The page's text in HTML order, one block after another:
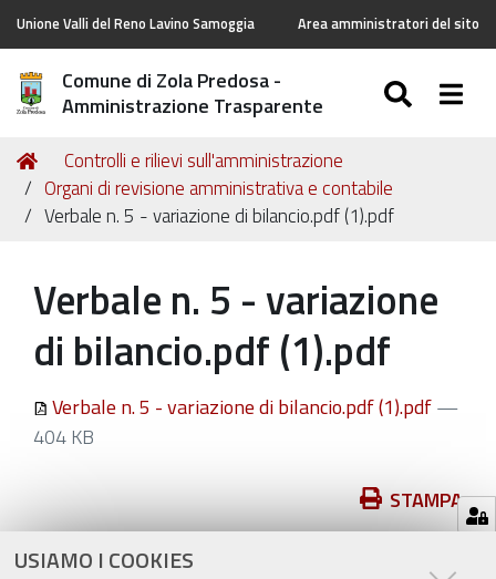
USIAMO I COOKIES
Unione Valli del Reno Lavino Samoggia Area amministratori del sito
Comune di Zola Predosa -
Amministrazione Trasparente
Tu
sei
qui:
Home
Controlli e rilievi sull'amministrazione
Organi di revisione amministrativa e contabile
Verbale n. 5 - variazione di bilancio.pdf (1).pdf
Verbale n. 5 - variazione
di bilancio.pdf (1).pdf
Verbale n. 5 - variazione di bilancio.pdf (1).pdf—
404 KB
sul
documento
STAMPA
ultima modifica